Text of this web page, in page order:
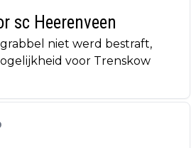
sc Heerenveen
niet werd bestraft,
voor Trenskow